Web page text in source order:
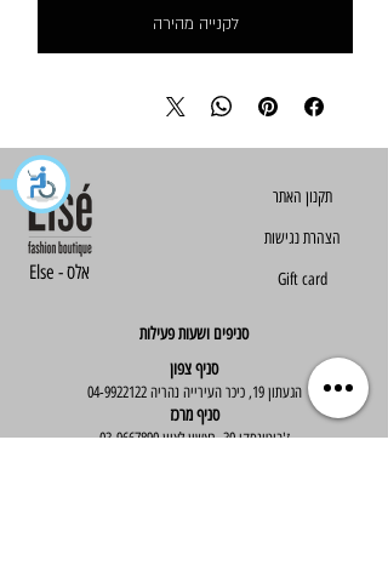
לקנייה מהירה
Else - אלס
תקנון האתר​​
הצהרת נגישות
Gift card
סניפים ושעות פעילות
סניף צפון
הגעתון 19, כיכר העירייה נהריה 04-9922122
סניף מרכז
ז'בוטינסקי 30, ראשון לציון 03-9667890